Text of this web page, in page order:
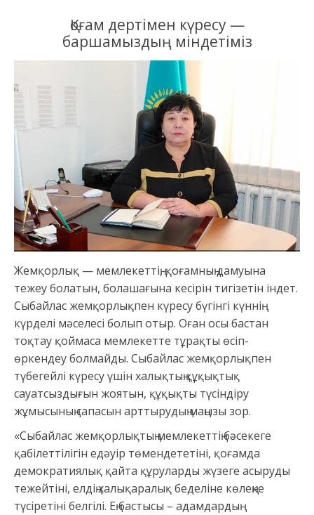
Қоғам дертімен күресу —
баршамыздың міндетіміз
Жемқорлық — мемлекеттің, қоғамның дамуына
тежеу болатын, болашағына кесірін тигізетін індет.
Сыбайлас жемқорлықпен күресу бүгінгі күннің
күрделі мәселесі болып отыр. Оған осы бастан
тоқтау қоймаса мемлекетте тұрақты өсіп-
өркендеу болмайды. Сыбайлас жемқорлықпен
түбегейлі күресу үшін халықтың құқықтық
сауатсыздығын жоятын, құқықты түсіндіру
жұмысының сапасын арттырудың маңызы зор.
«Сыбайлас жемқорлықтың мемлекеттің бәсекеге
қабілеттілігін едәуір төмендететіні, қоғамда
демократиялық қайта құруларды жүзеге асыруды
тежейтіні, елдің халықаралық беделіне көлеңке
түсіретіні белгілі. Ең бастысы – адамдардың